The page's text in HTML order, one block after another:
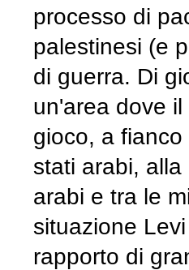
processo di
palestinesi (e
di guerra. Di
un'area dove
gioco, a
stati arabi,
arabi e tra le
situazione
rapporto di